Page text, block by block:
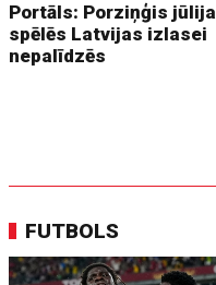
Portāls: Porziņģis jūlija
spēlēs Latvijas izlasei
nepalīdzēs
FUTBOLS